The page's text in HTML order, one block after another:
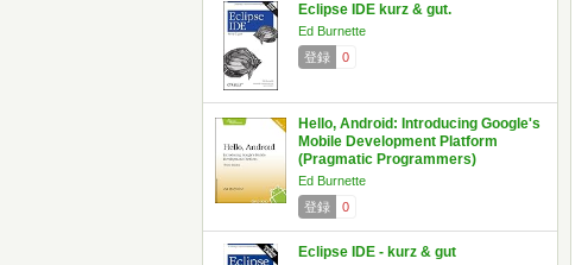
Eclipse IDE kurz & gut.
Ed Burnette
登録
0
Hello, Android: Introducing Google's
Mobile Development Platform
(Pragmatic Programmers)
Ed Burnette
登録
0
Eclipse IDE - kurz & gut